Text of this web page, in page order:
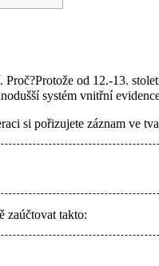
Proč?Protože od 12.-13.
systém vnitřní
si pořizujete záznam ve
zaúčtovat takto: